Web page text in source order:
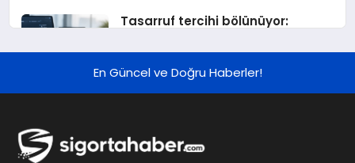
Tasarruf tercihi bölünüyor:
Sonuçları
En Güncel ve Doğru Haberler!